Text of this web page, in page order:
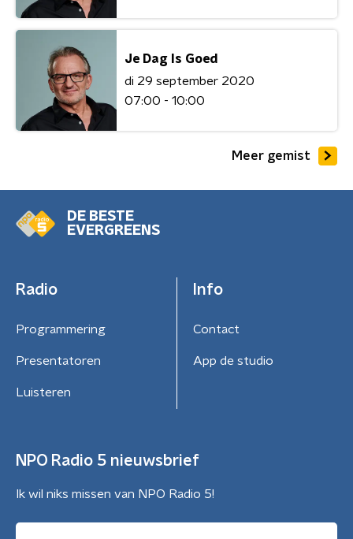
Je Dag Is Goed
di 29 september 2020
07:00 - 10:00
Meer gemist
DE BESTE
EVERGREENS
Radio
Programmering
Presentatoren
Luisteren
Info
Contact
App de studio
NPO Radio 5 nieuwsbrief
Ik wil niks missen van NPO Radio 5!